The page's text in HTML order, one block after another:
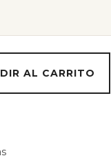
AL CARRITO